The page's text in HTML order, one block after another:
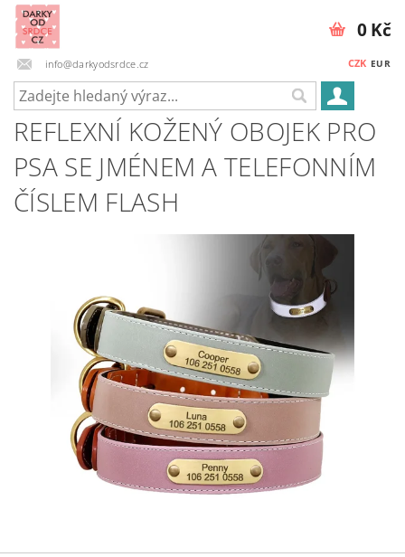
info@darkyodsrdce.cz CZK EUR
0 Kč
REFLEXNÍ KOŽENÝ OBOJEK PRO
PSA SE JMÉNEM A TELEFONNÍM
ČÍSLEM FLASH